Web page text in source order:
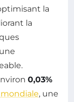
la
la
0,03%
, une